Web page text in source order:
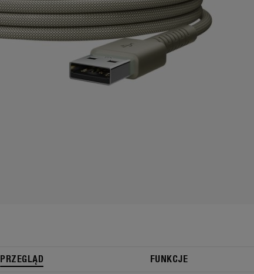
PRZEGLĄD FUNKCJE